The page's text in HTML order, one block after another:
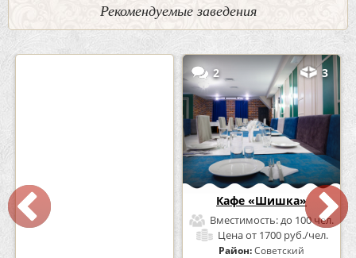
Рекомендуемые заведения
Кафе-Бар Бермуды
Вместимость:
2 3
Кафе «Шишка»
Вместимость:до 100 чел.
Ценаот 1700 руб./чел.
Район:Советский